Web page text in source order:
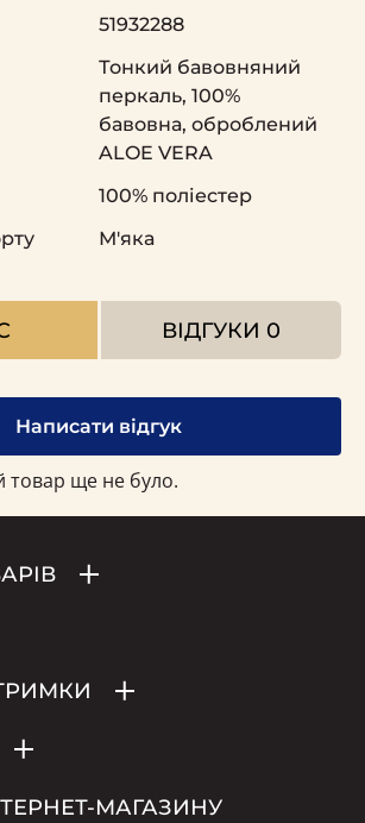
51932288
Тонкий бавовняний
перкаль, 100%
бавовна, оброблений
ALOE VERA
100% поліестер
М'яка
ВІДГУКИ 0
Написати відгук
товар ще не було.
МАГАЗИНУ